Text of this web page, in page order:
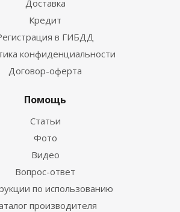
Доставка
Кредит
в ГИБДД
конфиденциальности
Договор-оферта
Помощь
Статьи
Фото
Видео
Вопрос-ответ
по использованию
производителя